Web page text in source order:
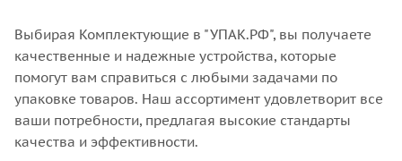
Выбирая Комплектующие в "УПАК.РФ", вы получаете
качественные и надежные устройства, которые
помогут вам справиться с любыми задачами по
упаковке товаров. Наш ассортимент удовлетворит все
ваши потребности, предлагая высокие стандарты
качества и эффективности.